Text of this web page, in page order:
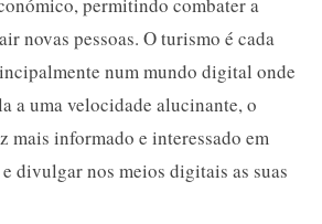
novas pessoas. O turismo é cada
num mundo digital onde
a uma velocidade alucinante, o
mais informado e interessado em
divulgar nos meios digitais as suas